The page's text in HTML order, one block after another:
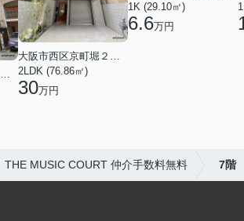
大阪市西区靱本町３丁目
2LDK (76.86㎡)
30万円
1K (29.10㎡)
6.6万円
THE MUSIC COURT 仲介手数料無料 7階